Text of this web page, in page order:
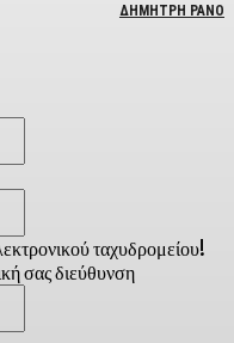
ΔΗΜΗΤΡΗ ΡΑΝΟ
ταχυδρομείου!
σας διεύθυνση